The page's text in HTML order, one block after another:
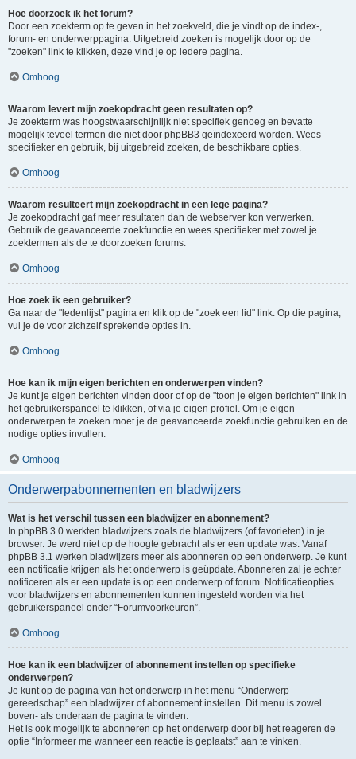
Hoe doorzoek ik het forum?
Door een zoekterm op te geven in het zoekveld, die je vindt op de index-,
forum- en onderwerppagina. Uitgebreid zoeken is mogelijk door op de
"zoeken" link te klikken, deze vind je op iedere pagina.
Omhoog
Waarom levert mijn zoekopdracht geen resultaten op?
Je zoekterm was hoogstwaarschijnlijk niet specifiek genoeg en bevatte
mogelijk teveel termen die niet door phpBB3 geïndexeerd worden. Wees
specifieker en gebruik, bij uitgebreid zoeken, de beschikbare opties.
Omhoog
Waarom resulteert mijn zoekopdracht in een lege pagina?
Je zoekopdracht gaf meer resultaten dan de webserver kon verwerken.
Gebruik de geavanceerde zoekfunctie en wees specifieker met zowel je
zoektermen als de te doorzoeken forums.
Omhoog
Hoe zoek ik een gebruiker?
Ga naar de "ledenlijst" pagina en klik op de "zoek een lid" link. Op die pagina,
vul je de voor zichzelf sprekende opties in.
Omhoog
Hoe kan ik mijn eigen berichten en onderwerpen vinden?
Je kunt je eigen berichten vinden door of op de "toon je eigen berichten" link in
het gebruikerspaneel te klikken, of via je eigen profiel. Om je eigen
onderwerpen te zoeken moet je de geavanceerde zoekfunctie gebruiken en de
nodige opties invullen.
Omhoog
Onderwerpabonnementen en bladwijzers
Wat is het verschil tussen een bladwijzer en abonnement?
In phpBB 3.0 werkten bladwijzers zoals de bladwijzers (of favorieten) in je
browser. Je werd niet op de hoogte gebracht als er een update was. Vanaf
phpBB 3.1 werken bladwijzers meer als abonneren op een onderwerp. Je kunt
een notificatie krijgen als het onderwerp is geüpdate. Abonneren zal je echter
notificeren als er een update is op een onderwerp of forum. Notificatieopties
voor bladwijzers en abonnementen kunnen ingesteld worden via het
gebruikerspaneel onder “Forumvoorkeuren”.
Omhoog
Hoe kan ik een bladwijzer of abonnement instellen op specifieke
onderwerpen?
Je kunt op de pagina van het onderwerp in het menu “Onderwerp
gereedschap” een bladwijzer of abonnement instellen. Dit menu is zowel
boven- als onderaan de pagina te vinden.
Het is ook mogelijk te abonneren op het onderwerp door bij het reageren de
optie “Informeer me wanneer een reactie is geplaatst” aan te vinken.